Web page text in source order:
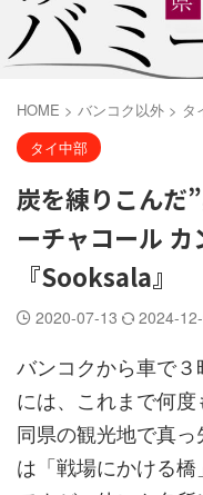
HOME > バンコク以外 > タ
タイ中部
炭を練りこんだ
ーチャコール
『Sooksala』
2020-07-13 2024-
バンコクから車で
には、これまで何度
同県の観光地で真
は「戦場にかける